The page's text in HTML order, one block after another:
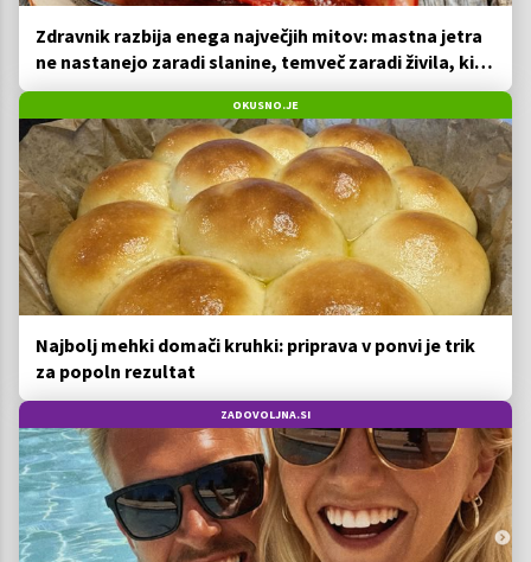
Zdravnik razbija enega največjih mitov: mastna jetra
ne nastanejo zaradi slanine, temveč zaradi živila, ki
ga imamo vsi radi
OKUSNO.JE
Najbolj mehki domači kruhki: priprava v ponvi je trik
za popoln rezultat
ZADOVOLJNA.SI